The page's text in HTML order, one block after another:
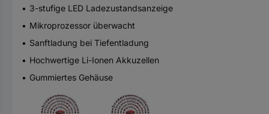
3-stufige LED Ladezustandsanzeige
Mikroprozessor überwacht
Sanftladung bei Tiefentladung
Hochwertige Li-Ionen Akkuzellen
Gummiertes Gehäuse